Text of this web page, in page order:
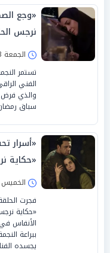
«وجع
نرجس
الجمعة 13/مارس/2026 - 03:49 م
تستمر
والذي فرض
سباق رمضان
«حكاية
الخميس 12/مارس/2026 - 08:42 م
فجرت
«حكاية
الأنفاس
ببراعة
يجسده